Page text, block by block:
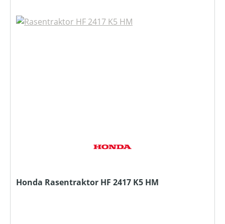
Honda Rasentraktor HF 2417 K5 HM